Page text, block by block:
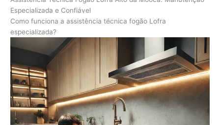
Especializada e Confiável
Como funciona a assistência técnica fogão Lofra
especializada?